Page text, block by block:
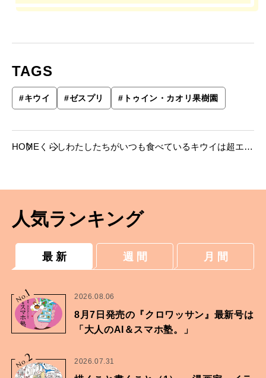
TAGS
#キウイ #ゼスプリ # トゥイン・カオリ果樹園
HOME くらしわたしたちがいつも食べているキウイは超エリ
人気ランキング
最 新 週 間 月 間
No.
1 2026.08.06
8月7日発売の『クロワッサン』最新号は
「大人のAI＆スマホ塾。」
No.2 2026.07.31